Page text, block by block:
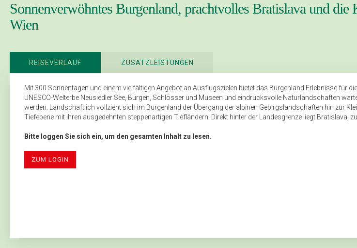
Sonnenverwöhntes Burgenland, prachtvolles Bratislava und die
Wien
REISEVERLAUF ZUSATZLEISTUNGEN
Mit 300 Sonnentagen und einem vielfältigen Angebot an Ausflugszielen bietet das Burgenland Erlebnisse für
UNESCO-Welterbe Neusiedler See, Burgen, Schlösser und Museen und eindrucksvolle Naturlandschaften
werden. Landschaftlich vollzieht sich im Burgenland der Übergang der alpinen Gebirgslandschaften hin zur
Tiefebene mit ihren ausgedehnten steppenartigen Tiefländern. Direkt hinter der Landesgrenze liegt Bratislava, zu
Bitte loggen Sie sich ein, um den gesamten Inhalt zu lesen.
ZUM LOGIN